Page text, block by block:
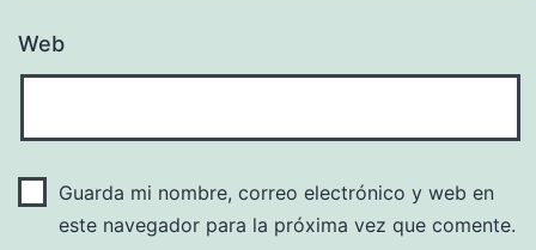
Web
Guarda mi nombre, correo electrónico y web en
este navegador para la próxima vez que comente.